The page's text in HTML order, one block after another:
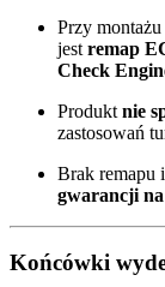
Przy montażu
jest remap
Check
Produkt nie
zastosowań
Brak remapu
gwarancji
Końcówki